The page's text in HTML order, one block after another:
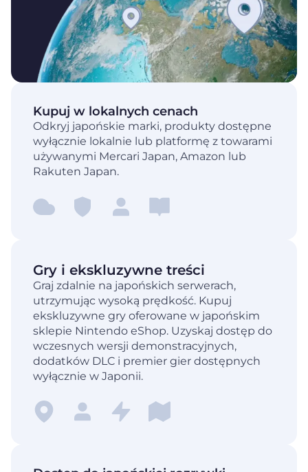
Kupuj w lokalnych cenach
Odkryj japońskie marki, produkty dostępne
wyłącznie lokalnie lub platformę z towarami
używanymi Mercari Japan, Amazon lub
Rakuten Japan.
Gry i ekskluzywne treści
Graj zdalnie na japońskich serwerach,
utrzymując wysoką prędkość. Kupuj
ekskluzywne gry oferowane w japońskim
sklepie Nintendo eShop. Uzyskaj dostęp do
wczesnych wersji demonstracyjnych,
dodatków DLC i premier gier dostępnych
wyłącznie w Japonii.